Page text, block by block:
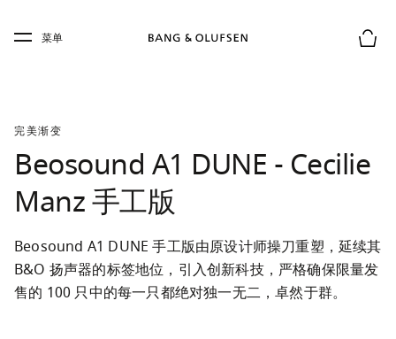
Skip to main footer
菜单
完美渐变
Beosound A1 DUNE - Cecilie
Manz 手工版
Beosound A1 DUNE 手工版由原设计师操刀重塑，延续其
B&O 扬声器的标签地位，引入创新科技，严格确保限量发
售的 100 只中的每一只都绝对独一无二，卓然于群。